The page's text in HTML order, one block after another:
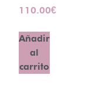
110.00€
Añadir
al
carrito